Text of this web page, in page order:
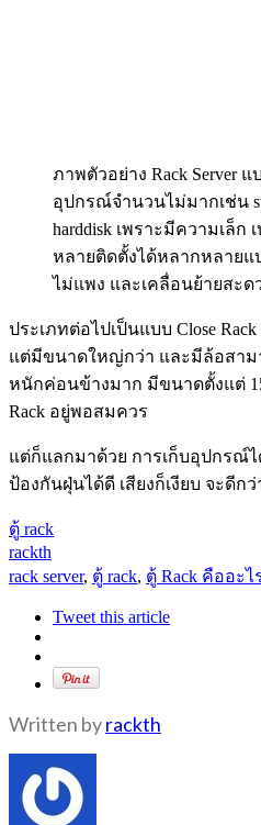
ภาพตัวอย่าง Rack Server แ
อุปกรณ์จำนวนไม่มากเช่น
harddisk เพราะมีความเล็ก
หลายติดตั้งได้หลากหลาย
ไม่แพง และเคลื่อนย้ายสะด
ประเภทต่อไปเป็นแบบ Close
แต่มีขนาดใหญ่กว่า และมีล้อสาม
หนักค่อนข้างมาก มีขนาดตั้งแต่
Rack อยู่พอสมควร
แต่ก็แลกมาด้วย การเก็บอุปกรณ์
ป้องกันฝุ่นได้ดี เสียงก็เงียบ จะดีกว่
ตู้ rack
rackth
rack server, ตู้ rack, ตู้ Rack คืออะไ
Tweet this article
Written byrackth